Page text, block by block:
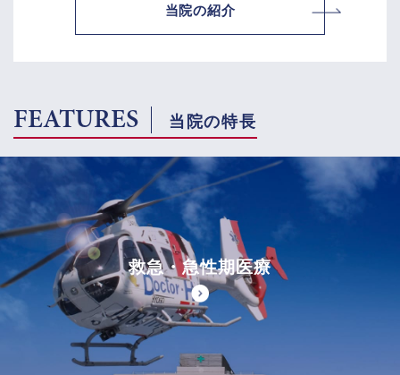
当院の紹介
FEATURES 当院の特長
救急・急性期医療